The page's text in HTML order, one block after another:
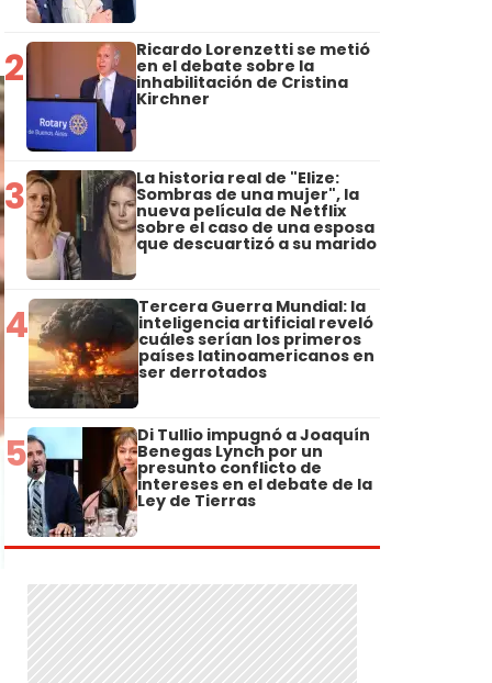
2 Ricardo Lorenzetti se metió
en el debate sobre la
inhabilitación de Cristina
Kirchner
3 La historia real de "Elize:
Sombras de una mujer", la
nueva película de Netflix
sobre el caso de una esposa
que descuartizó a su marido
4 Tercera Guerra Mundial: la
inteligencia artificial reveló
cuáles serían los primeros
países latinoamericanos en
ser derrotados
5 Di Tullio impugnó a Joaquín
Benegas Lynch por un
presunto conflicto de
intereses en el debate de la
Ley de Tierras